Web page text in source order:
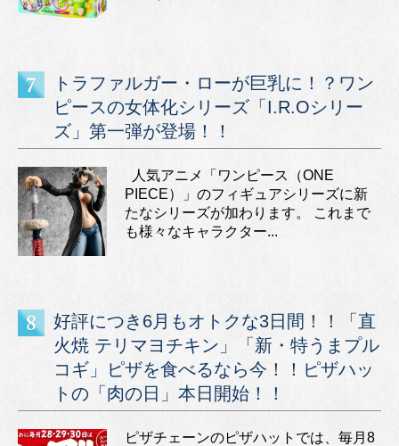
トラファルガー・ローが巨乳に！？ワン
ピースの女体化シリーズ「I.R.Oシリー
ズ」第一弾が登場！！
人気アニメ「ワンピース（ONE
PIECE）」のフィギュアシリーズに新
たなシリーズが加わります。 これまで
も様々なキャラクター...
好評につき6月もオトクな3日間！！「直
火焼 テリマヨチキン」「新・特うまプル
コギ」ピザを食べるなら今！！ピザハッ
トの「肉の日」本日開始！！
ピザチェーンのピザハットでは、毎月8